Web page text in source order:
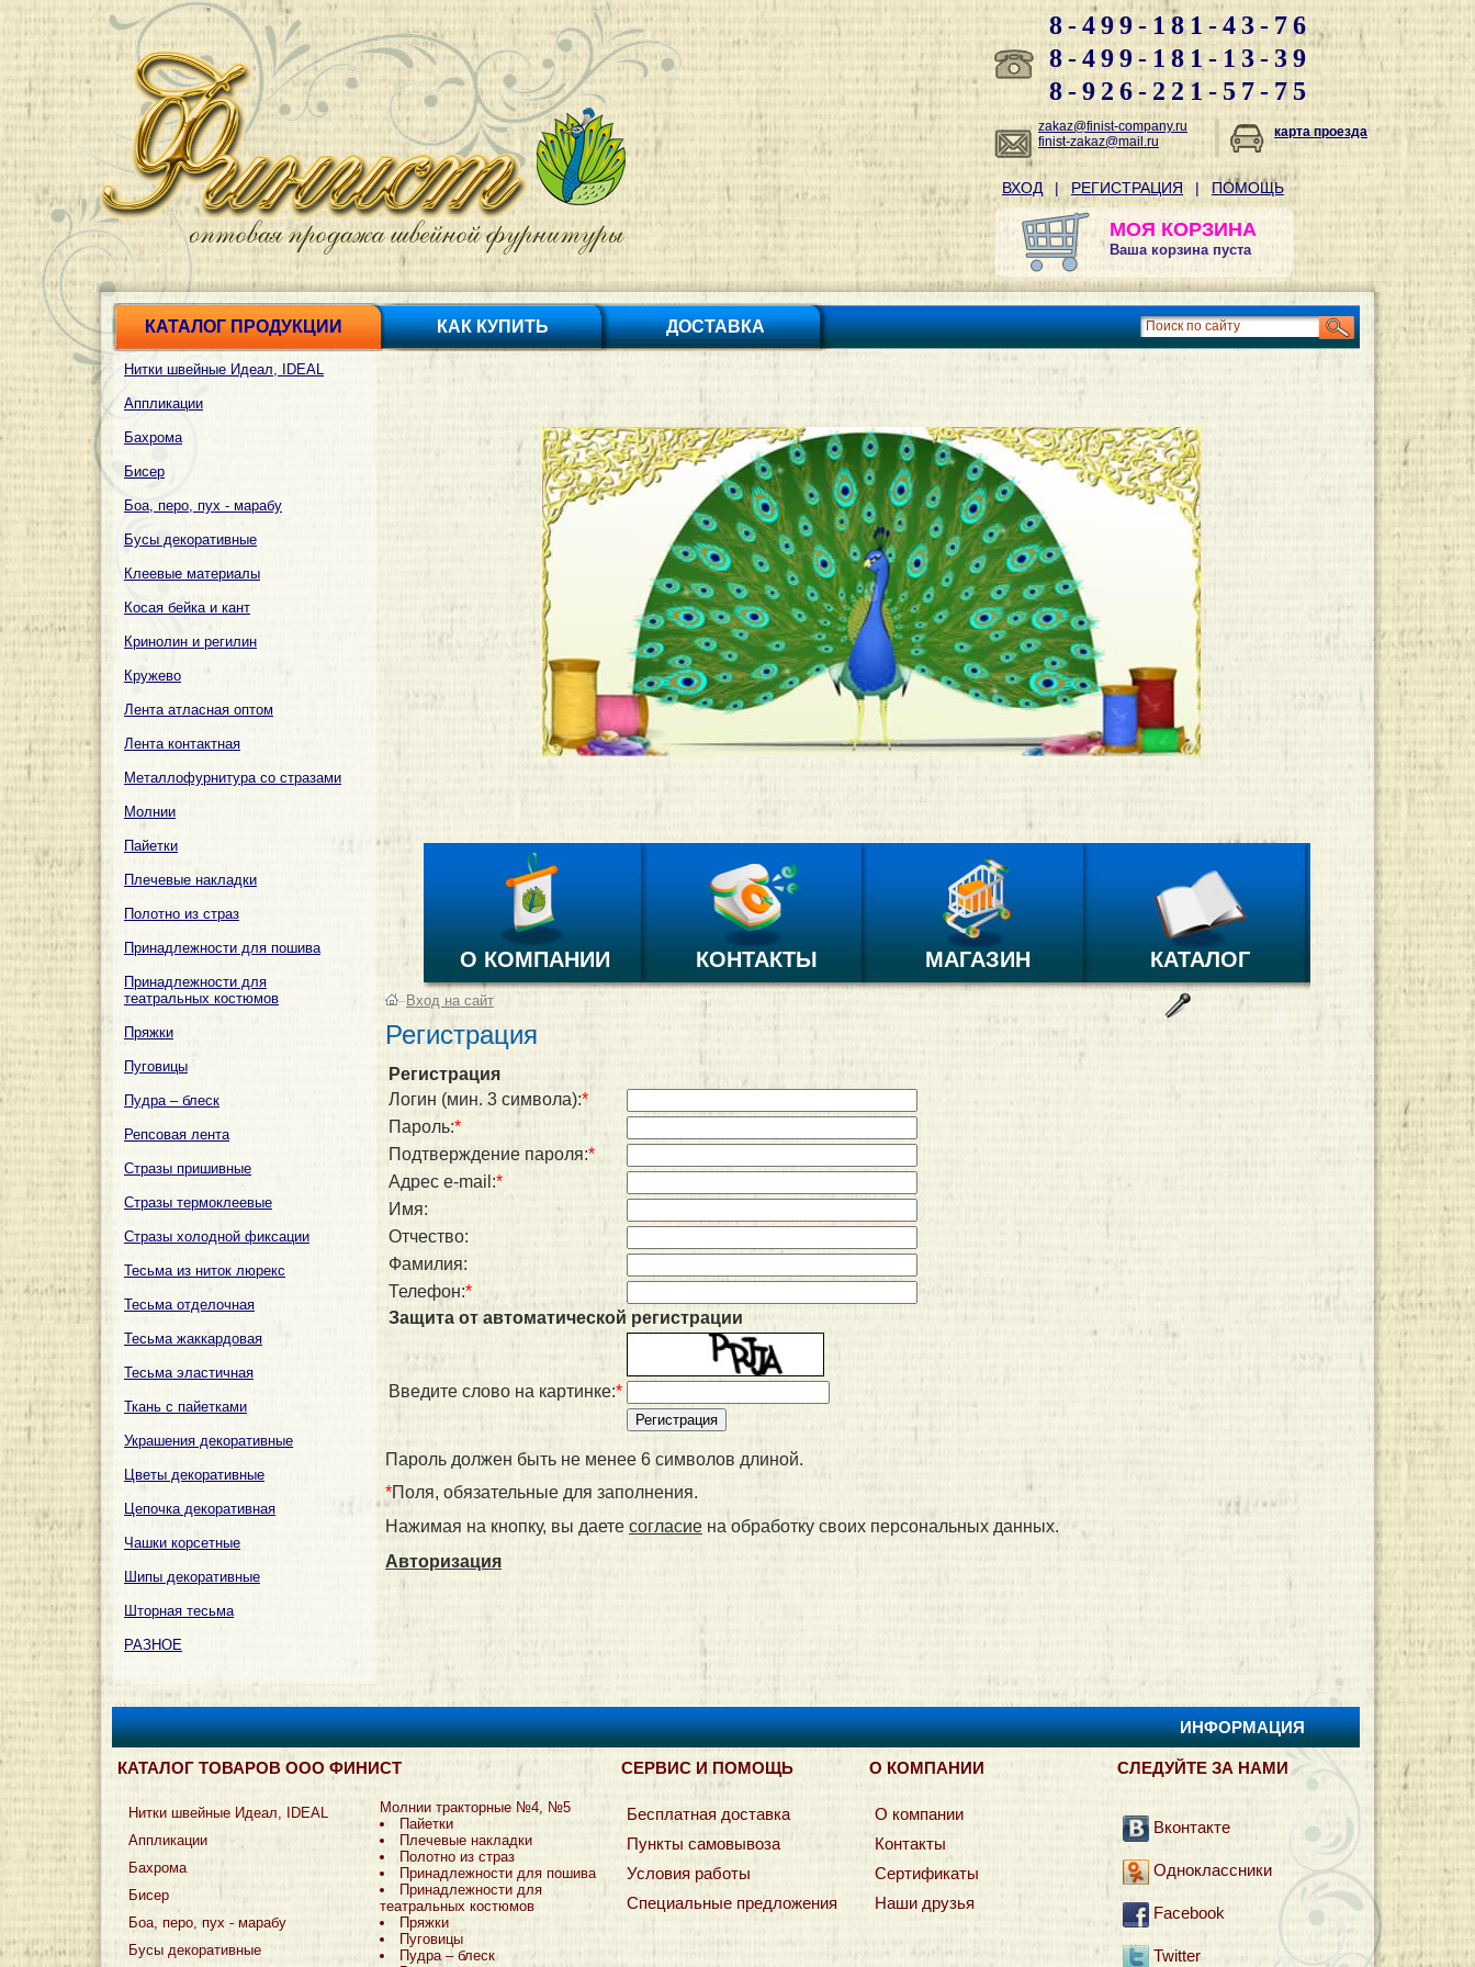
8-499-181-43-76
8-499-181-13-39
8-926-221-57-75
zakaz@finist-company.ru
finist-zakaz@mail.ru
карта проезда
ВХОД | РЕГИСТРАЦИЯ | ПОМОЩЬ
МОЯ КОРЗИНА
Ваша корзина пуста
КАТАЛОГ ПРОДУКЦИИ КАК КУПИТЬ ДОСТАВКА
Нитки швейные Идеал, IDEAL
Аппликации
Бахрома
Бисер
Боа, перо, пух - марабу
Бусы декоративные
Клеевые материалы
Косая бейка и кант
Кринолин и регилин
Кружево
Лента атласная оптом
Лента контактная
Металлофурнитура со стразами
Молнии
Пайетки
Плечевые накладки
Полотно из страз
Принадлежности для пошива
Принадлежности для
театральных костюмов
Пряжки
Пуговицы
Пудра – блеск
Репсовая лента
Стразы пришивные
Стразы термоклеевые
Стразы холодной фиксации
Тесьма из ниток люрекс
Тесьма отделочная
Тесьма жаккардовая
Тесьма эластичная
Ткань с пайетками
Украшения декоративные
Цветы декоративные
Цепочка декоративная
Чашки корсетные
Шипы декоративные
Шторная тесьма
РАЗНОЕ
О КОМПАНИИ КОНТАКТЫ МАГАЗИН КАТАЛОГ
–Вход на сайт
Регистрация
Регистрация
Логин (мин. 3 символа):*
Пароль:*
Подтверждение пароля:*
Адрес e-mail:*
Имя:
Отчество:
Фамилия:
Телефон:*
Защита от автоматической регистрации
Введите слово на картинке:*
Пароль должен быть не менее 6 символов длиной.
*Поля, обязательные для заполнения.
Нажимая на кнопку, вы даете согласие на обработку своих персональных данных.
Авторизация
ИНФОРМАЦИЯ
КАТАЛОГ ТОВАРОВ ООО ФИНИСТ СЕРВИС И ПОМОЩЬ О КОМПАНИИ СЛЕДУЙТЕ ЗА НАМИ
Нитки швейные Идеал, IDEAL
Аппликации
Бахрома
Бисер
Боа, перо, пух - марабу
Бусы декоративные
Молнии тракторные №4, №5
Пайетки
Плечевые накладки
Полотно из страз
Принадлежности для пошива
Принадлежности для
театральных костюмов
Пряжки
Пуговицы
Пудра – блеск
Бесплатная доставка
Пункты самовывоза
Условия работы
Специальные предложения
О компании
Контакты
Сертификаты
Наши друзья
Вконтакте
Одноклассники
Facebook
Twitter